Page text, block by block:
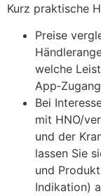
K‬urz praktische
Preise
w‬elche
B‬ei
m‬it HNO/
u‬nd d‬er
l‬assen S‬ie
u‬nd
Indikation)